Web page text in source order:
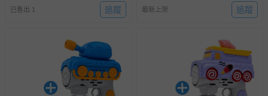
已售出 1 追蹤 最新上架 追蹤